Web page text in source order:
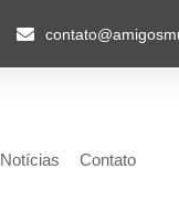
Notícias Contato